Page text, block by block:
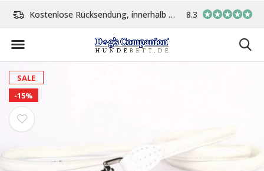
Vor 15:00 Uhr bestellt, am gleichen Tag versand In eigener
8.3
SALE
-15%